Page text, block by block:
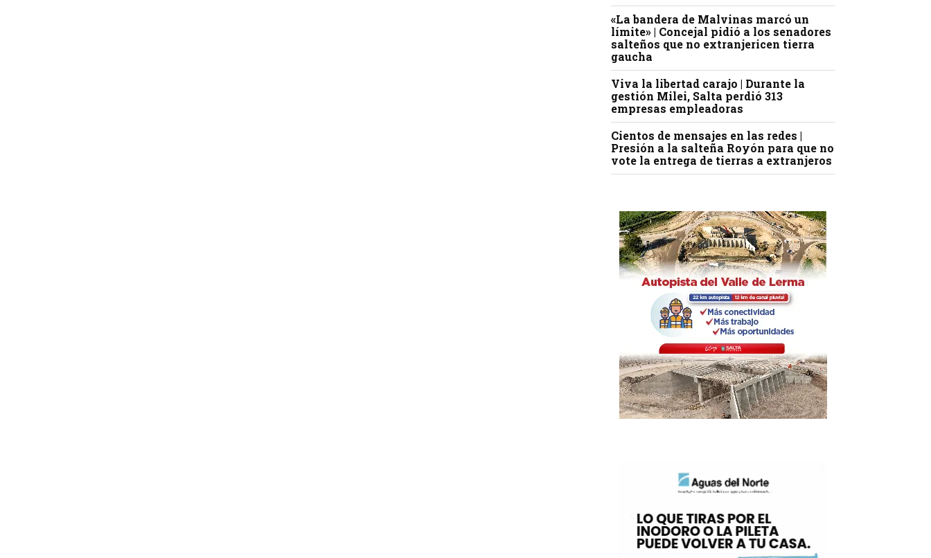
«La bandera de Malvinas marcó un
límite» | Concejal pidió a los senadores
salteños que no extranjericen tierra
gaucha
Viva la libertad carajo | Durante la
gestión Milei, Salta perdió 313
empresas empleadoras
Cientos de mensajes en las redes |
Presión a la salteña Royón para que no
vote la entrega de tierras a extranjeros